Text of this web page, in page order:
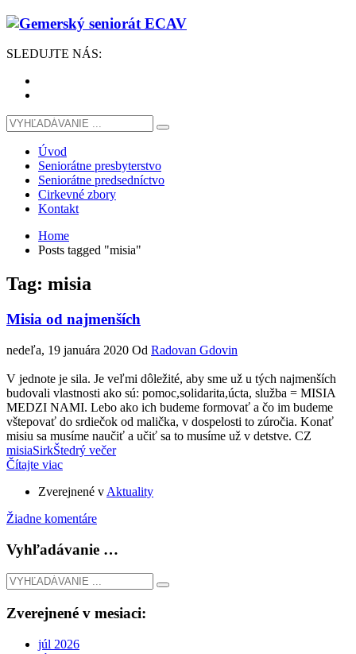
SLEDUJTE NÁS:
Úvod
Seniorátne presbyterstvo
Seniorátne predsedníctvo
Cirkevné zbory
Kontakt
Home
Posts tagged "misia"
Tag: misia
Misia od najmenších
nedeľa, 19 januára 2020 Od Radovan Gdovin
V jednote je sila. Je veľmi dôležité, aby sme už u tých najmenších
budovali vlastnosti ako sú: pomoc,solidarita,úcta, služba = MISIA
MEDZI NAMI. Lebo ako ich budeme formovať a čo im budeme
vštepovať do srdiečok od malička, v dospelosti to zúročia. Konať
misiu sa musíme naučiť a učiť sa to musíme už v detstve. CZ
misiaSirkŠtedrý večer
Čítajte viac
Zverejnené v Aktuality
Žiadne komentáre
Vyhľadávanie …
Zverejnené v mesiaci:
júl 2026